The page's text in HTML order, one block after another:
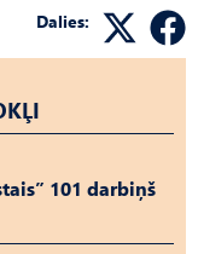
Dalies:
101 darbiņš